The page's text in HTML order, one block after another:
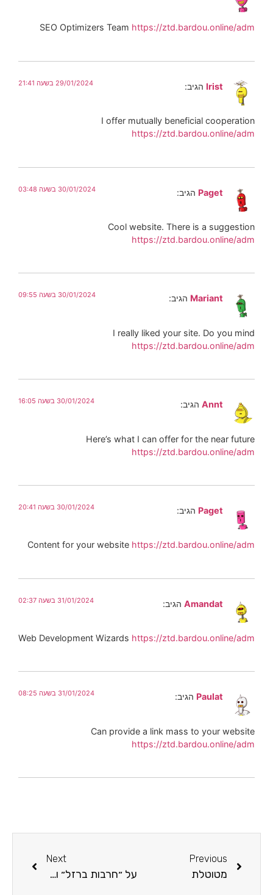
SEO Optimizers Team https://ztd.bardou.online/adm
Irist הגיב: 29/01/2024 בשעה 21:41
I offer mutually beneficial cooperation
https://ztd.bardou.online/adm
Paget הגיב: 30/01/2024 בשעה 03:48
Cool website. There is a suggestion
https://ztd.bardou.online/adm
Mariant הגיב: 30/01/2024 בשעה 09:55
I really liked your site. Do you mind
https://ztd.bardou.online/adm
Annt הגיב: 30/01/2024 בשעה 16:05
Here’s what I can offer for the near future
https://ztd.bardou.online/adm
Paget הגיב: 30/01/2024 בשעה 20:41
Content for your website https://ztd.bardou.online/adm
Amandat הגיב: 31/01/2024 בשעה 02:37
Web Development Wizards https://ztd.bardou.online/adm
Paulat הגיב: 31/01/2024 בשעה 08:25
Can provide a link mass to your website
https://ztd.bardou.online/adm
Previous
מטוטלת
Next
על ״חרבות ברזל״ ועל תקומה